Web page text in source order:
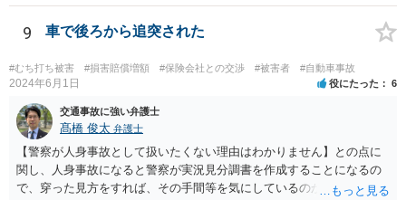
9 車で後ろから追突された
#むち打ち被害 #損害賠償増額 #保険会社との交渉 #被害者 #自動車事故
2024年6月1日 役にたった 6
交通事故に強い弁護士
髙橋 俊太 弁護士
【警察が人身事故として扱いたくない理由はわかりません】との点に
関し、人身事故になると警察が実況見分調書を作成することになるの
で、穿った見方をすれば、その手間等を気にしているのかもしれませ